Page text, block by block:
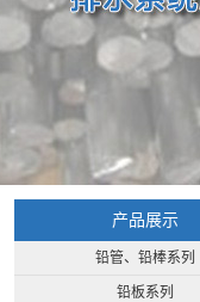
产品展示
铅管、铅棒系列
铅板系列